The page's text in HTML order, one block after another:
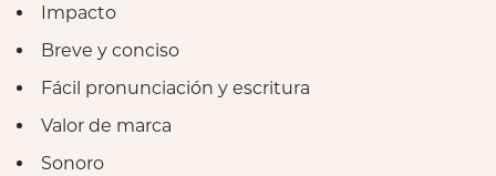
Impacto
Breve y conciso
Fácil pronunciación y escritura
Valor de marca
Sonoro